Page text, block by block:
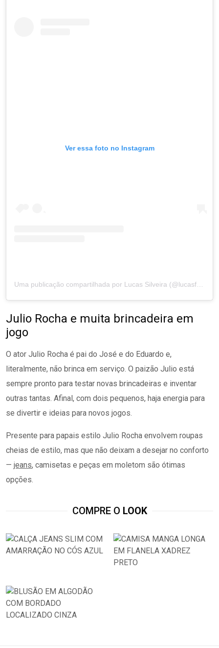
Ver essa foto no Instagram
Julio Rocha e muita brincadeira em
jogo
O ator Julio Rocha é pai do José e do Eduardo e,
literalmente, não brinca em serviço. O paizão Julio está
sempre pronto para testar novas brincadeiras e inventar
outras tantas. Afinal, com dois pequenos, haja energia para
se divertir e ideias para novos jogos.
Presente para papais estilo Julio Rocha envolvem roupas
cheias de estilo, mas que não deixam a desejar no conforto
— jeans, camisetas e peças em moletom são ótimas
opções.
COMPRE O LOOK